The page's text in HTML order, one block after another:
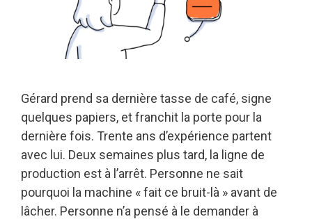
Gérard prend sa dernière tasse de café, signe
quelques papiers, et franchit la porte pour la
dernière fois. Trente ans d’expérience partent
avec lui. Deux semaines plus tard, la ligne de
production est à l’arrêt. Personne ne sait
pourquoi la machine « fait ce bruit-là » avant de
lâcher. Personne n’a pensé à le demander à